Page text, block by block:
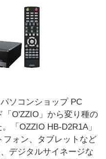
ソコンショップ PC
O'ZZIO」から変り種の
「OZZIO HB-D2R1A」
フォン、タブレットなど
デジタルサイネージな